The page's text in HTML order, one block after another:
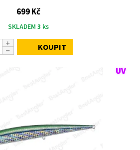
699 Kč
SKLADEM 3 ks
KOUPIT